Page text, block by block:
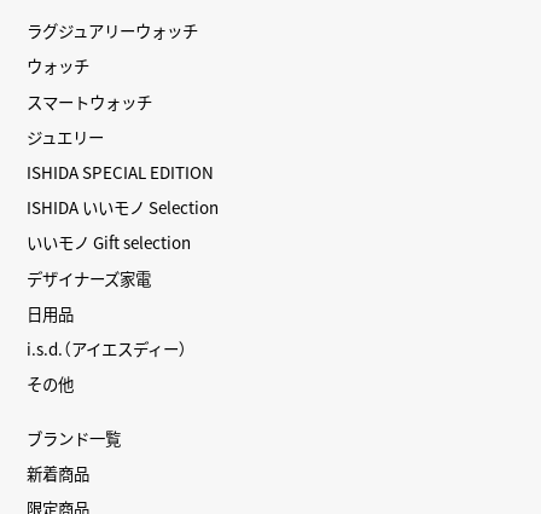
ラグジュアリーウォッチ
ウォッチ
スマートウォッチ
ジュエリー
ISHIDA SPECIAL EDITION
ISHIDA いいモノ Selection
いいモノ Gift selection
デザイナーズ家電
日用品
i.s.d.（アイエスディー）
その他
ブランド一覧
新着商品
限定商品